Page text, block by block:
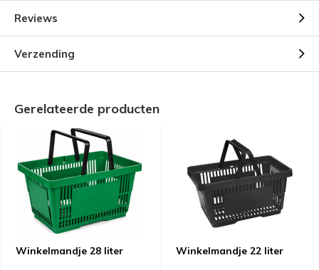
Reviews
Verzending
Gerelateerde producten
Winkelmandje 28 liter Winkelmandje 22 liter